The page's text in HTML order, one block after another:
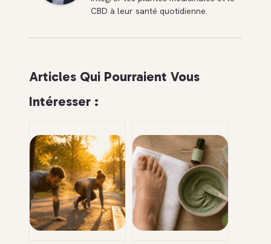
CBD à leur santé quotidienne.
Articles Qui Pourraient Vous
Intéresser :